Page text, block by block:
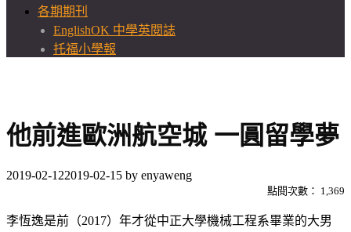
各期期刊
EnglishOK 中學英閱誌
托福小學報
他前進歐洲航空城 一圓留學夢
2019-02-122019-02-15 by enyaweng
點閱次數： 1,369
李恆逸是前（2017）年才從中正大學機械工程系畢業的大男